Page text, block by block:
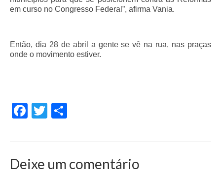
em curso no Congresso Federal”, afirma Vania.
Então, dia 28 de abril a gente se vê na rua, nas praças
onde o movimento estiver.
Facebook
Twitter
Deixe um comentário